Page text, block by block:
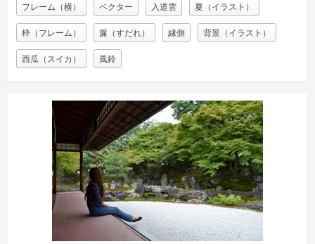
フレーム（横） ベクター 入道雲 夏（イラスト）
枠（フレーム） 簾（すだれ） 縁側 背景（イラスト）
西瓜（スイカ） 風鈴